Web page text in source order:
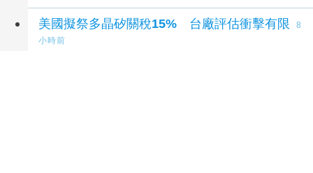
美國擬祭多晶矽關稅15% 台廠評估衝擊有限
8
小時前